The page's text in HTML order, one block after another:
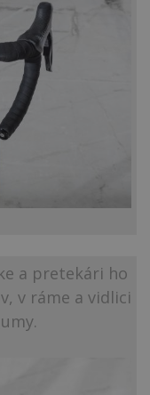
a pretekári ho
v ráme a vidlici